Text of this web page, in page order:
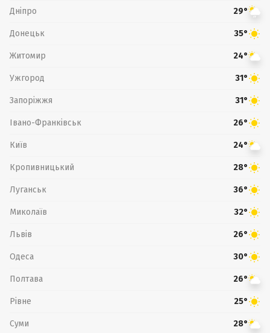
Дніпро 29°
Донецьк 35°
Житомир 24°
Ужгород 31°
Запоріжжя 31°
Івано-Франківськ 26°
Київ 24°
Кропивницький 28°
Луганськ 36°
Миколаїв 32°
Львів 26°
Одеса 30°
Полтава 26°
Рівне 25°
Суми 28°